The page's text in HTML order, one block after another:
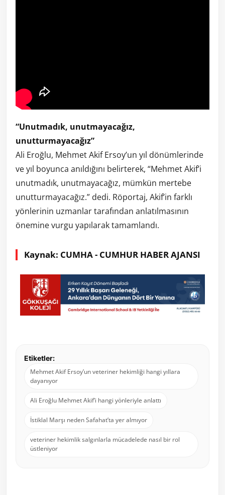
“Unutmadık, unutmayacağız,
unutturmayacağız”
Ali Eroğlu, Mehmet Akif Ersoy’un yıl dönümlerinde
ve yıl boyunca anıldığını belirterek, “Mehmet Akif’i
unutmadık, unutmayacağız, mümkün mertebe
unutturmayacağız.” dedi. Röportaj, Akif’in farklı
yönlerinin uzmanlar tarafından anlatılmasının
önemine vurgu yapılarak tamamlandı.
Kaynak: CUMHA - CUMHUR HABER AJANSI
Etiketler:
Mehmet Akif Ersoy’un veteriner hekimliği hangi yıllara
dayanıyor
Ali Eroğlu Mehmet Akif’i hangi yönleriyle anlattı
İstiklal Marşı neden Safahat’ta yer almıyor
veteriner hekimlik salgınlarla mücadelede nasıl bir rol
üstleniyor